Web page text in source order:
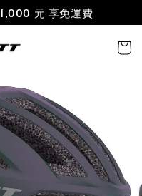
元 享免運費